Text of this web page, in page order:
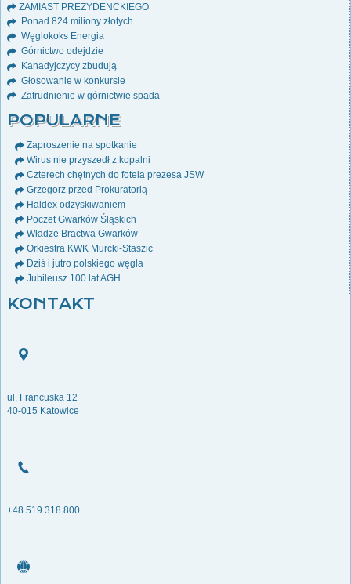
ZAMIAST PREZYDENCKIEGO
Ponad 824 miliony złotych
Węglokoks Energia
Górnictwo odejdzie
Kanadyjczycy zbudują
Głosowanie w konkursie
Zatrudnienie w górnictwie spada
POPULARNE
Zaproszenie na spotkanie
Wirus nie przyszedł z kopalni
Czterech chętnych do fotela prezesa JSW
Grzegorz przed Prokuratorią
Haldex odzyskiwaniem
Poczet Gwarków Śląskich
Władze Bractwa Gwarków
Orkiestra KWK Murcki-Staszic
Dziś i jutro polskiego węgla
Jubileusz 100 lat AGH
KONTAKT
ul. Francuska 12
40-015 Katowice
+48 519 318 800